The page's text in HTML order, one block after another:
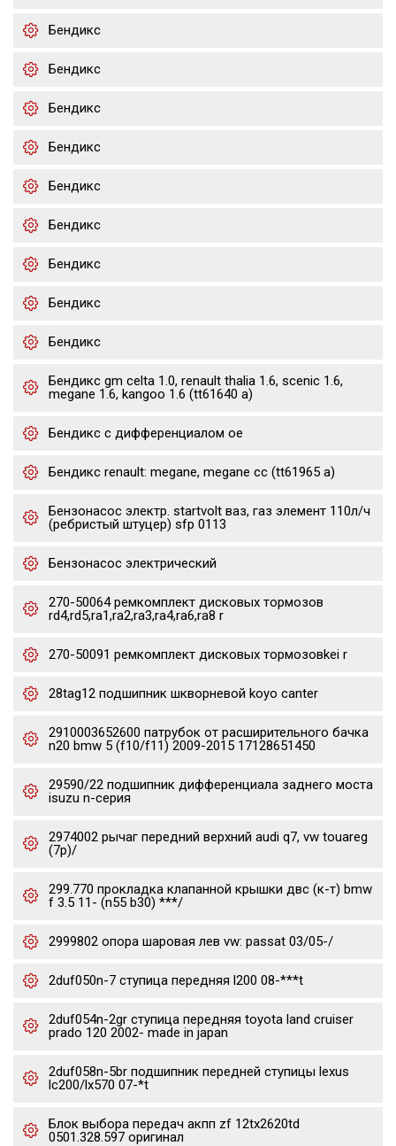
Бендикс
Бендикс
Бендикс
Бендикс
Бендикс
Бендикс
Бендикс
Бендикс
Бендикс
Бендикс gm celta 1.0, renault thalia 1.6, scenic 1.6,
megane 1.6, kangoo 1.6 (tt61640 a)
Бендикс с дифференциалом oe
Бендикс renault: megane, megane cc (tt61965 a)
Бензонасос электр. startvolt ваз, газ элемент 110л/ч
(ребристый штуцер) sfp 0113
Бензонасос электрический
270-50064 ремкомплект дисковых тормозов
rd4,rd5,ra1,ra2,ra3,ra4,ra6,ra8 r
270-50091 ремкомплект дисковых тормозовkei r
28tag12 подшипник шкворневой koyo canter
2910003652600 патрубок от расширительного бачка
n20 bmw 5 (f10/f11) 2009-2015 17128651450
29590/22 подшипник дифференциала заднего моста
isuzu n-серия
2974002 рычаг передний верхний audi q7, vw touareg
(7p)/
299.770 прокладка клапанной крышки двс (к-т) bmw
f 3.5 11- (n55 b30) ***/
2999802 опора шаровая лев vw: passat 03/05-/
2duf050n-7 ступица передняя l200 08-***t
2duf054n-2gr ступица передняя toyota land cruiser
prado 120 2002- made in japan
2duf058n-5br подшипник передней ступицы lexus
lc200/lx570 07-*t
Блок выбора передач акпп zf 12tx2620td
0501.328.597 оригинал